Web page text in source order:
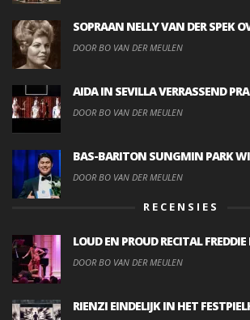
SOPRAAN NELLY VAN DER SPEK
DOOR BO VAN DER MEULEN
AIDA IN SEVILLA VERRASSEND
DOOR BO VAN DER MEULEN
BAS-BARITON SUNGMIN PARK
DOOR BO VAN DER MEULEN
RECENSIES
LOUD EN PROUD RECITAL
DOOR BO VAN DER MEULEN
RIENZI EINDELIJK IN HET